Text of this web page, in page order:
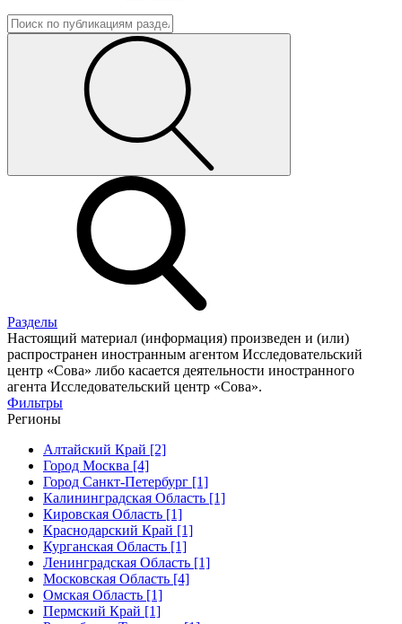
Разделы
Настоящий материал (информация) произведен и (или)
распространен иностранным агентом Исследовательский
центр «Сова» либо касается деятельности иностранного
агента Исследовательский центр «Сова».
Фильтры
Регионы
Алтайский Край [2]
Город Москва [4]
Город Санкт-Петербург [1]
Калининградская Область [1]
Кировская Область [1]
Краснодарский Край [1]
Курганская Область [1]
Ленинградская Область [1]
Московская Область [4]
Омская Область [1]
Пермский Край [1]